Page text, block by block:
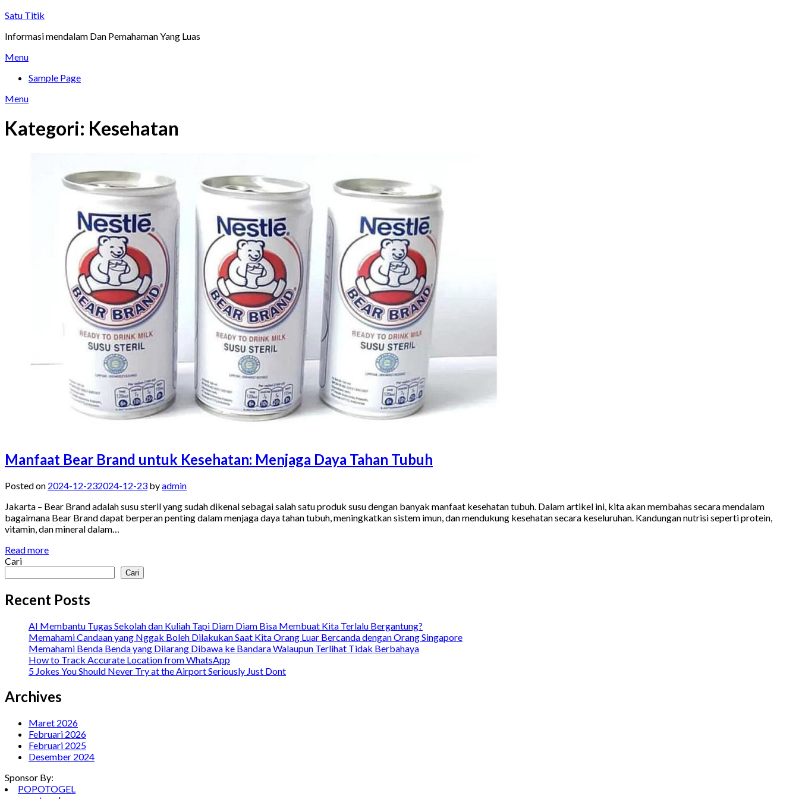
Skip
content
Satu Titik
Informasi mendalam Dan Pemahaman Yang Luas
Menu
Sample Page
Menu
Kategori: Kesehatan
Manfaat Bear Brand untuk Kesehatan: Menjaga Daya Tahan Tubuh
Posted on 2024-12-232024-12-23 byadmin
Jakarta – Bear Brand adalah susu steril yang sudah dikenal sebagai salah satu produk susu dengan banyak manfaat kesehatan tubuh. Dalam artikel ini, kita akan membahas secara mendalam
bagaimana Bear Brand dapat berperan penting dalam menjaga daya tahan tubuh, meningkatkan sistem imun, dan mendukung kesehatan secara keseluruhan. Kandungan nutrisi seperti protein,
vitamin, dan mineral dalam…
Read more
Cari
Cari
Recent Posts
AI Membantu Tugas Sekolah dan Kuliah Tapi Diam Diam Bisa Membuat Kita Terlalu Bergantung?
Memahami Candaan yang Nggak Boleh Dilakukan Saat Kita Orang Luar Bercanda dengan Orang Singapore
Memahami Benda Benda yang Dilarang Dibawa ke Bandara Walaupun Terlihat Tidak Berbahaya
How to Track Accurate Location from WhatsApp
5 Jokes You Should Never Try at the Airport Seriously Just Dont
Archives
Maret 2026
Februari 2026
Februari 2025
Desember 2024
Sponsor By:
POPOTOGEL